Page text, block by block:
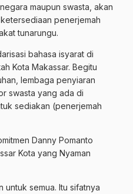
maupun swasta, akan
penerjemah
tunarungu.
bahasa isyarat di
Kota Makassar. Begitu
lembaga penyiaran
swasta yang ada di
sediakan (penerjemah
Danny Pomanto
Kota yang Nyaman
untuk semua. Itu sifatnya